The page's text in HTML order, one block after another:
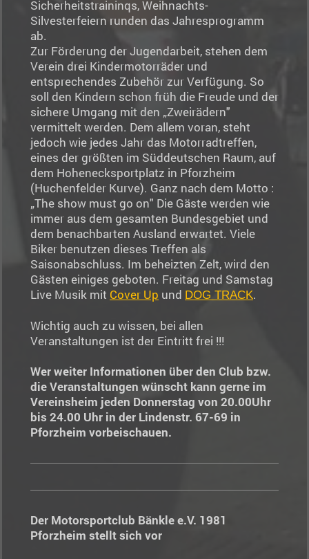
Sicherheitstraininqs, Weihnachts-
Silvesterfeiern runden das Jahresprogramm
ab.
Zur Förderung der Jugendarbeit, stehen dem
Verein drei Kindermotorräder und
entsprechendes Zubehör zur Verfügung. So
soll den Kindern schon früh die Freude und der
sichere Umgang mit den „Zweirädern"
vermittelt werden. Dem allem voran, steht
jedoch wie jedes Jahr das Motorradtreffen,
eines der größten im Süddeutschen Raum, auf
dem Hohenecksportplatz in Pforzheim
(Huchenfelder Kurve). Ganz nach dem Motto :
„The show must go on" Die Gäste werden wie
immer aus dem gesamten Bundesgebiet und
dem benachbarten Ausland erwartet. Viele
Biker benutzen dieses Treffen als
Saisonabschluss. Im beheizten Zelt, wird den
Gästen einiges geboten. Freitag und Samstag
Live Musik mit Cover Up und DOG TRACK.
Wichtig auch zu wissen, bei allen
Veranstaltungen ist der Eintritt frei !!!
Wer weiter Informationen über den Club bzw.
die Veranstaltungen wünscht kann gerne im
Vereinsheim jeden Donnerstag von 20.00Uhr
bis 24.00 Uhr in der Lindenstr. 67-69 in
Pforzheim vorbeischauen.
Der Motorsportclub Bänkle e.V. 1981
Pforzheim stellt sich vor